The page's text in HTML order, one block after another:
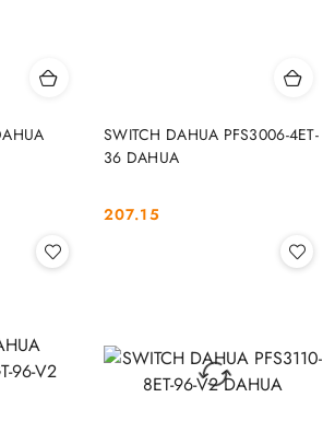
SWITCH DAHUA PFS3006-4ET-
36 DAHUA
Cena:
207.15